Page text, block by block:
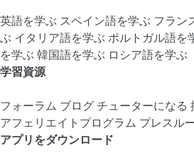
英語を学ぶ スペイン語を学ぶ フラン
ぶ イタリア語を学ぶ ポルトガル語を
を学ぶ 韓国語を学ぶ ロシア語を学ぶ
学習資源
フォーラム ブログチューターになる
アフェリエイトプログラム プレスル
アプリをダウンロード